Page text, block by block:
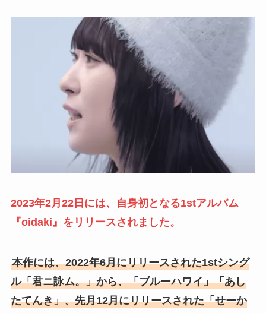
2023年2月22日には、自身初となる1stアルバム
『oidaki』をリリースされました。
本作には、2022年6月にリリースされた1stシング
ル「君ニ詠ム。」から、「ブルーハワイ」「あし
たてんき」、先月12月にリリースされた「せーか